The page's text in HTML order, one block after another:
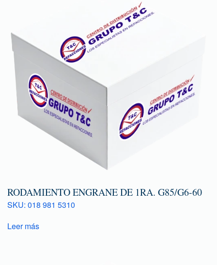
RODAMIENTO ENGRANE DE 1RA. G85/G6-60
SKU: 018 981 5310
Leer más